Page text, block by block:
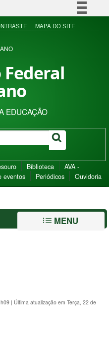
Simplifique!
Acesso à informação
MAPA DO SITE
EDUCAÇÃO
Biblioteca
AVA -
eventos Periódicos Ouvidoria
MENU
| Última atualização em Terça, 22 de